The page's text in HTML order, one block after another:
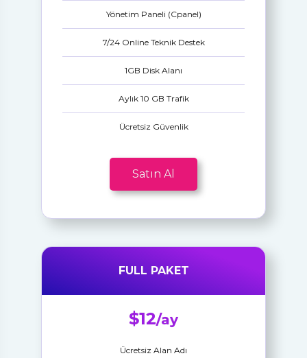
Yönetim Paneli (Cpanel)
7/24 Online Teknik Destek
1GB Disk Alanı
Aylık 10 GB Trafik
Ücretsiz Güvenlik
Satın Al
FULL PAKET
$12/ay
Ücretsiz Alan Adı